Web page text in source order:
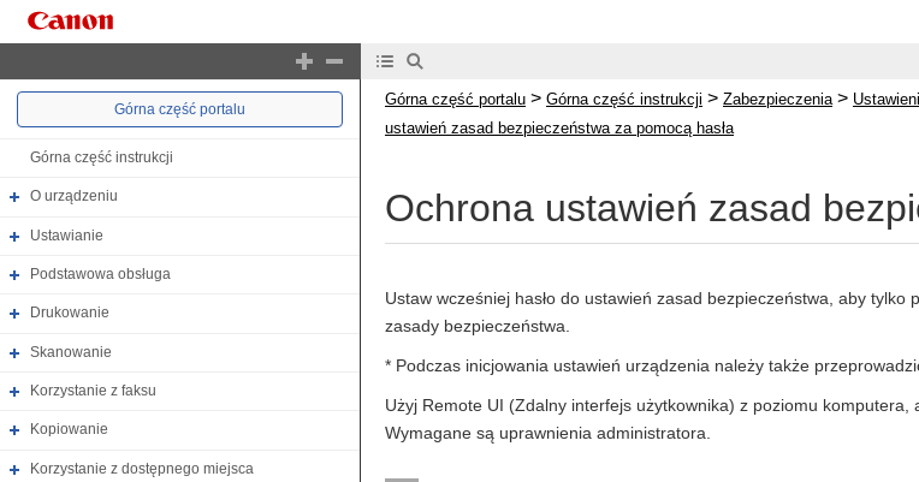
Górna część portalu
Górna część instrukcji
O urządzeniu
Ustawianie
Podstawowa obsługa
Drukowanie
Skanowanie
Korzystanie z faksu
Kopiowanie
Korzystanie z dostępnego miejsca
Górna część portalu > Górna część instrukcji > Zabezpieczenia >
ustawień zasad bezpieczeństwa za pomocą hasła
Ochrona ustawień zasad
Ustaw wcześniej hasło do ustawień zasad bezpieczeństwa, aby
zasady bezpieczeństwa.
* Podczas inicjowania ustawień urządzenia należy także
Użyj Remote UI (Zdalny interfejs użytkownika) z poziomu komputera,
Wymagane są uprawnienia administratora.